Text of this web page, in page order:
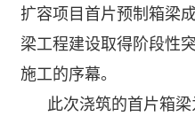
扩容项目首片预制箱梁
梁工程建设取得阶段性
施工的序幕。
此次浇筑的首片箱梁